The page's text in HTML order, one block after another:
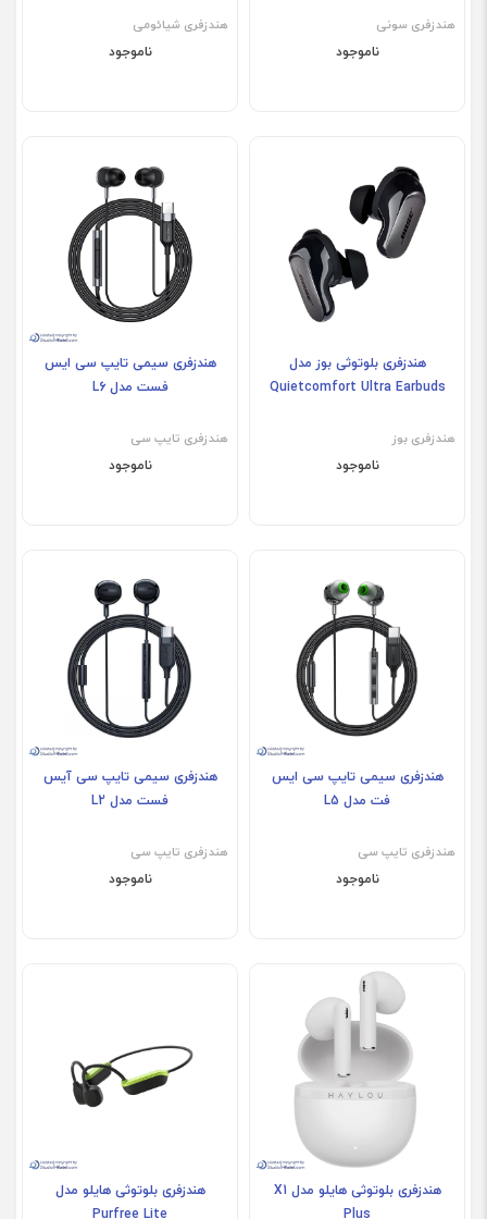
هندزفری سونی
ناموجود
هندزفری شیائومی
ناموجود
هندزفری بلوتوثی بوز مدل
Quietcomfort Ultra Earbuds
هندزفری بوز
ناموجود
هندزفری سیمی تایپ سی ایس
فست مدل L6
هندزفری تایپ سی
ناموجود
هندزفری سیمی تایپ سی ایس
فت مدل L5
هندزفری تایپ سی
ناموجود
هندزفری سیمی تایپ سی آیس
فست مدل L2
هندزفری تایپ سی
ناموجود
هندزفری بلوتوثی هایلو مدل X1
Plus
هندزفری بلوتوثی هایلو مدل
Purfree Lite